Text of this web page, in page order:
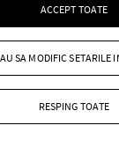
chiar
Ce
când
de
ACCEPT TOATE
RESPING TOATE
SA MODIFIC SETARILE